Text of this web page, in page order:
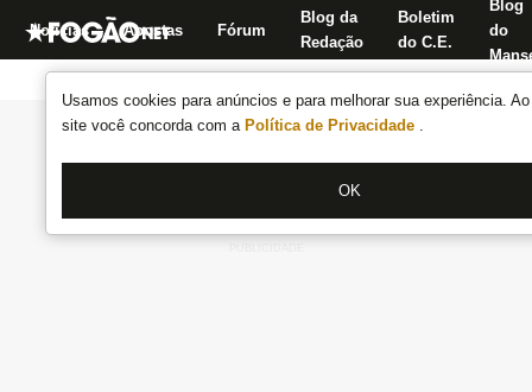
Usamos cookies para anúncios e para melhorar sua experiência.
site você concorda com a Política de Privacidade .
OK
Notícias Apostas Fórum
Blog da
Redação
Boletim
do C.E.
Blog
do